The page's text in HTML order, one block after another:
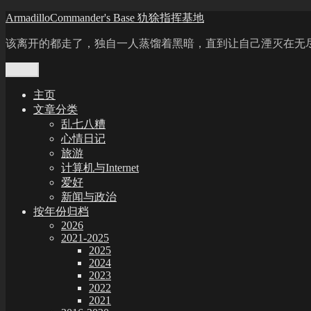
Skip
content
ArmadilloCommander's Base 犰狳指挥基地
该离开的都走了，独自一人蒸馏着黑暗，直到让自己湮灭在
主页
文章分类
乱七八糟
心情日记
旅游
计算机与Internet
爱好
新闻与政治
按年份归档
2026
2021-2025
2025
2024
2023
2022
2021